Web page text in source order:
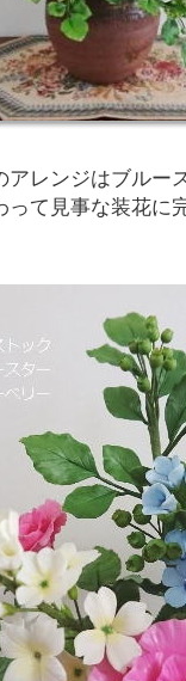
アレンジはブルー
って見事な装花に